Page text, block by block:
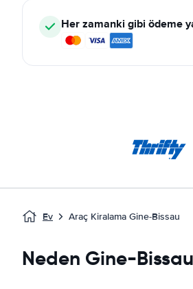
Her zamanki gibi ödeme
Ev Araç Kiralama Gine-Bissau
Neden Gine-